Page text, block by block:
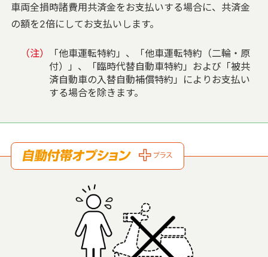
車両全損時諸費用共済金をお支払いする場合に、共済金
の額を2倍にしてお支払いします。
（注）
「他車運転特約」、「他車運転特約（二輪・原
付）」、「臨時代替自動車特約」および「被共
済自動車の入替自動補償特約」によりお支払い
する場合を除きます。